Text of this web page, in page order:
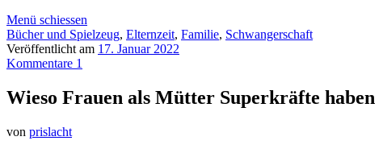
Menü schiessen
Bücher und Spielzeug, Elternzeit, Familie, Schwangerschaft
Veröffentlicht am 17. Januar 2022
Kommentare 1
Wieso Frauen als Mütter Superkräfte haben
von prislacht